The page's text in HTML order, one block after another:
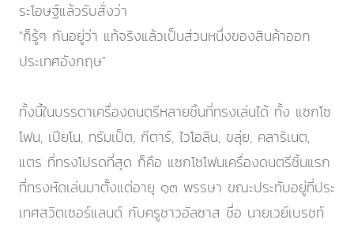
ระโอษฐ์แล้วรับสั่งว่า
"ก็รู้ๆ กันอยู่ว่า แท้จริงแล้วเป็นส่วนหนึ่งของสินค้าออก
ประเทศอังกฤษ"
ทั้งนี้ในบรรดาเครื่องดนตรีหลายชิ้นที่ทรงเล่นได้ ทั้ง แซกโซ
โฟน, เปียโน, ทรัมเป็ต, กีตาร์, ไวโอลิน, ขลุ่ย, คลาริเนต,
แตร ที่ทรงโปรดที่สุด ก็คือ แซกโซโฟนเครื่องดนตรีชิ้นแรก
ที่ทรงหัดเล่นมาตั้งแต่อายุ ๑๓ พรรษา ขณะประทับอยู่ที่ประ
เทศสวิตเซอร์แลนด์ กับครูชาวอัลซาส ชื่อ นายเวย์เบรชท์